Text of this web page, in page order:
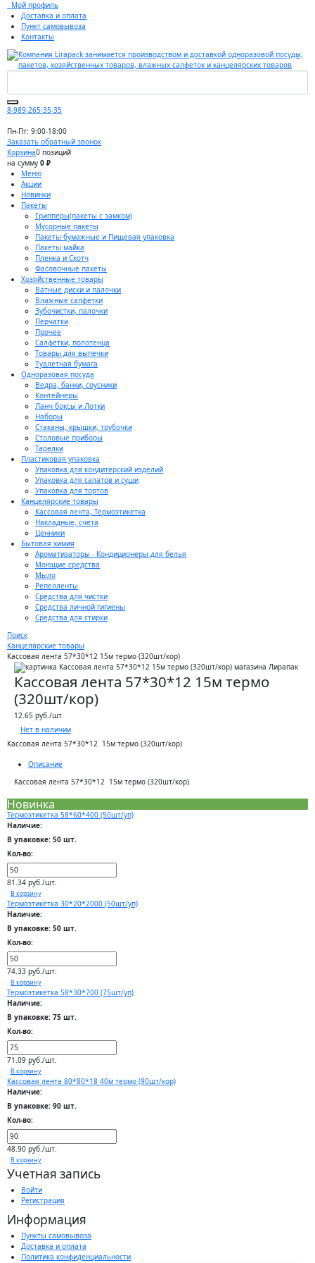
Мой профиль
Доставка и оплата
Пункт самовывоза
Контакты
8-989-265-35-35
Пн-Пт: 9:00-18:00
Заказать обратный звонок
Корзина0 позиций
на сумму 0 ₽
Меню
Акции
Новинки
Пакеты
Грипперы(пакеты с замком)
Мусорные пакеты
Пакеты бумажные и Пищевая упаковка
Пакеты майка
Пленка и Скотч
Фасовочные пакеты
Хозяйственные товары
Ватные диски и палочки
Влажные салфетки
Зубочистки, палочки
Перчатки
Прочее
Салфетки, полотенца
Товары для выпечки
Туалетная бумага
Одноразовая посуда
Ведра, банки, соусники
Контейнеры
Ланч боксы и Лотки
Наборы
Стаканы, крышки, трубочки
Столовые приборы
Тарелки
Пластиковая упаковка
Упаковка для кондитерский изделий
Упаковка для салатов и суши
Упаковка для тортов
Канцелярские товары
Кассовая лента, Термоэтикетка
Накладные, счета
Ценники
Бытовая химия
Ароматизаторы - Кондиционеры для белья
Моющие средства
Мыло
Репелленты
Средства для чистки
Средства личной гигиены
Средства для стирки
Поиск
Канцелярские товары
Кассовая лента 57*30*12 15м термо (320шт/кор)
Кассовая лента 57*30*12 15м термо
(320шт/кор)
12.65 руб./шт.
Нет в наличии
Кассовая лента 57*30*12 15м термо (320шт/кор)
Описание
Кассовая лента 57*30*12 15м термо (320шт/кор)
Новинка
Термоэтикетка 58*60*400 (50шт/уп)
Наличие:
В упаковке: 50 шт.
Кол-во:
81.34 руб./шт.
В корзину
Термоэтикетка 30*20*2000 (50шт/уп)
Наличие:
В упаковке: 50 шт.
Кол-во:
74.33 руб./шт.
В корзину
Термоэтикетка 58*30*700 (75шт/уп)
Наличие:
В упаковке: 75 шт.
Кол-во:
71.09 руб./шт.
В корзину
Кассовая лента 80*80*18 40м термо (90шт/кор)
Наличие:
В упаковке: 90 шт.
Кол-во:
48.90 руб./шт.
В корзину
Учетная запись
Войти
Регистрация
Информация
Пункты самовывоза
Доставка и оплата
Политика конфиденциальности